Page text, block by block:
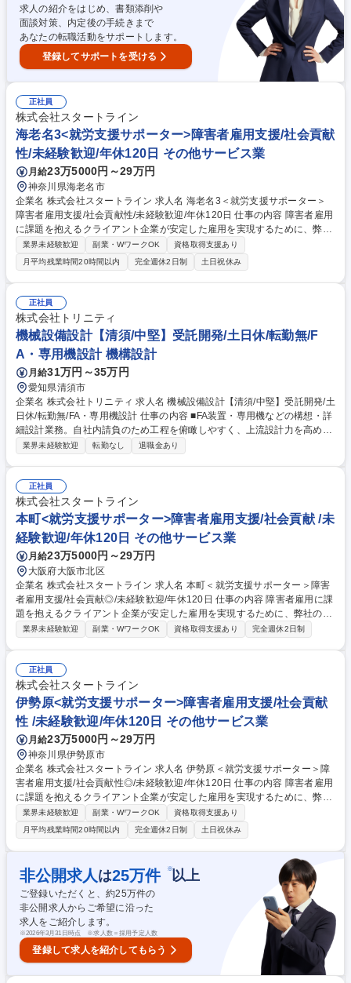
求人の紹介をはじめ、書類添削や
面談対策、内定後の手続きまで
あなたの転職活動をサポートします。
登録してサポートを受ける
正社員
株式会社スタートライン
海老名3<就労支援サポーター>障害者雇用支援/社会貢献
性/未経験歓迎/年休120日 その他サービス業
月給23万5000円～29万円
神奈川県海老名市
企業名 株式会社スタートライン 求人名 海老名3＜就労支援サポーター＞
障害者雇用支援/社会貢献性/未経験歓迎/年休120日 仕事の内容 障害者雇用
に課題を抱えるクライアント企業が安定した雇用を実現するために、弊社
の屋内農園型障害者雇用支援サービスIBUKIでの就労/運営サポート業務を
お任せします。具体手的にはIBUKIを利用するクライアント 企業の「管理
者（IBUKIに常駐する障害者マネジメント担当者）」へ向けた障害者マネ
ジメントのサポートと、「管理者と伴走しながらの障害者サポート」行っ
ていただきます。また、必要に応じて本社人事担当者とのIBUKI運営に関
する報告・連絡・相談や障害者雇用に関するアドバイスなども行います。
例：管理者面談、管理者と障害者の面談への同席サポート、人事担当者に
向けた成果物活用方法の相談等 募集職種 海老名3＜就労支援サポーター＞
障害者雇用支援/社会貢献性/未経験歓迎/年休120日
業界未経験歓迎 副業・WワークOK
資格取得支援あり
月平均残業時間20時間以内
完全週休2日制 土日祝休み
正社員
株式会社トリニティ
機械設備設計【清須/中堅】受託開発/土日休/転勤無/F
A・専用機設計 機構設計
月給31万円～35万円
愛知県清須市
企業名 株式会社トリニティ 求人名 機械設備設計【清須/中堅】受託開発/土
日休/転勤無/FA・専用機設計 仕事の内容 ■FA装置・専用機などの構想・詳
細設計業務。自社内請負のため工程を俯瞰しやすく、上流設計力を高めら
れる環境です。 【具体例】■FA装置、検査装置、生産設備、治具などの構
レビュー・技術支援などにも関与 ★請負開発のため納期・品質管理も設計
チーム主体で進行。上流工程で設計力を発揮したい方に最適なポジション
です★ 募集職種 機械設備設計【清須/中堅】受託開発/土日休/転勤無/FA・
専用機設計
業界未経験歓迎 転勤なし 退職金あり
正社員
株式会社スタートライン
本町<就労支援サポーター>障害者雇用支援/社会貢献 /未
経験歓迎/年休120日 その他サービス業
月給23万5000円～29万円
大阪府大阪市北区
企業名 株式会社スタートライン 求人名 本町＜就労支援サポーター＞障害
者雇用支援/社会貢献◎/未経験歓迎/年休120日 仕事の内容 障害者雇用に課
題を抱えるクライアント企業が安定した雇用を実現するために、弊社の屋
内農園型障害者雇用支援サービスINCLUでの就労/運営サポート業務をお
ジメントのサポートと、「管理者と伴走しながらの障害者サポート」行っ
ていただきます。また、必要に応じて本社人事担当者とのINCLU運営に関
する報告・連絡・相談や障害者雇用に関するアドバイスなども行います。
例：管理者面談、管理者と障害者の面談への同席サポート、人事担当者に
向けた成果物活用方法の相談等 募集職種 本町＜就労支援サポーター＞障
害者雇用支援/社会貢献◎/未経験歓迎/年休120日
業界未経験歓迎 副業・WワークOK 資格取得支援あり 完全週休2日制
正社員
株式会社スタートライン
伊勢原<就労支援サポーター>障害者雇用支援/社会貢献
性 /未経験歓迎/年休120日 その他サービス業
月給23万5000円～29万円
神奈川県伊勢原市
企業名 株式会社スタートライン 求人名 伊勢原＜就労支援サポーター＞障
害者雇用支援/社会貢献性◎/未経験歓迎/年休120日 仕事の内容 障害者雇用
に課題を抱えるクライアント企業が安定した雇用を実現するために、弊社
の屋内農園型障害者雇用支援サービスBYSNでの就労/運営サポート業務を
お任せします。具体手的にはBYSNを利用するクライアント 企業の「管理
者（BYSNに常駐する障害者マネジメント担当者）」へ向けた障害者マネ
ジメントのサポートと、「管理者と伴走しながらの障害者サポート」行っ
ていただきます。また、必要に応じて本社人事担当者とのBYSN運営に関
する報告・連絡・相談や障害者雇用に関するアドバイスなども行います。
例：管理者面談、管理者と障害者の面談への同席サポート、人事担当者に
向けた成果物活用方法の相談等 募集職種 伊勢原＜就労支援サポーター＞
障害者雇用支援/社会貢献性◎/未経験歓迎/年休120日
業界未経験歓迎 副業・WワークOK
資格取得支援あり
月平均残業時間20時間以内
完全週休2日制 土日祝休み
非公開求人 は25万件 ※以上
ご登録いただくと、約25万件の
非公開求人からご希望に沿った
求人をご紹介します。
※2026年3月31日時点 ※求人数＝採用予定人数
登録して求人を紹介してもらう